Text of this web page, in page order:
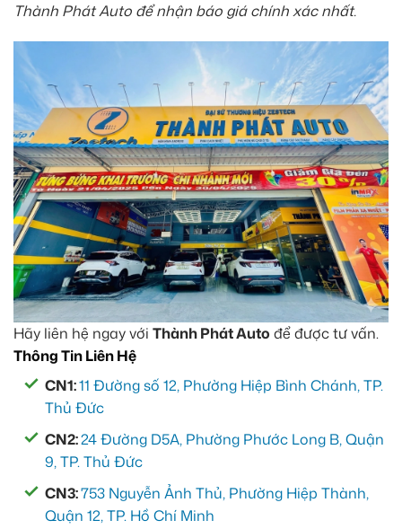
Thành Phát Auto để nhận báo giá chính xác nhất.
Hãy liên hệ ngay với Thành Phát Auto để được tư vấn.
Thông Tin Liên Hệ
CN1:11 Đường số 12, Phường Hiệp Bình Chánh, TP.
Thủ Đức
CN2:24 Đường D5A, Phường Phước Long B, Quận
9, TP. Thủ Đức
CN3:753 Nguyễn Ảnh Thủ, Phường Hiệp Thành,
Quận 12, TP. Hồ Chí Minh